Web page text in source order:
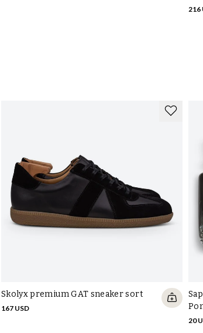
216
Skolyx premium GAT sneaker sort
167 USD
20